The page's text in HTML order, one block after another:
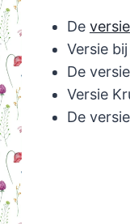
De
Versie
De
Versie
De